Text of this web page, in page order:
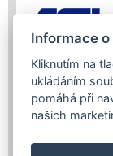
Informace
Kliknutím na
ukládáním
pomáhá při
našich